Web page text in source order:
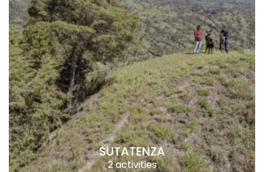
SUTATENZA
2 activities